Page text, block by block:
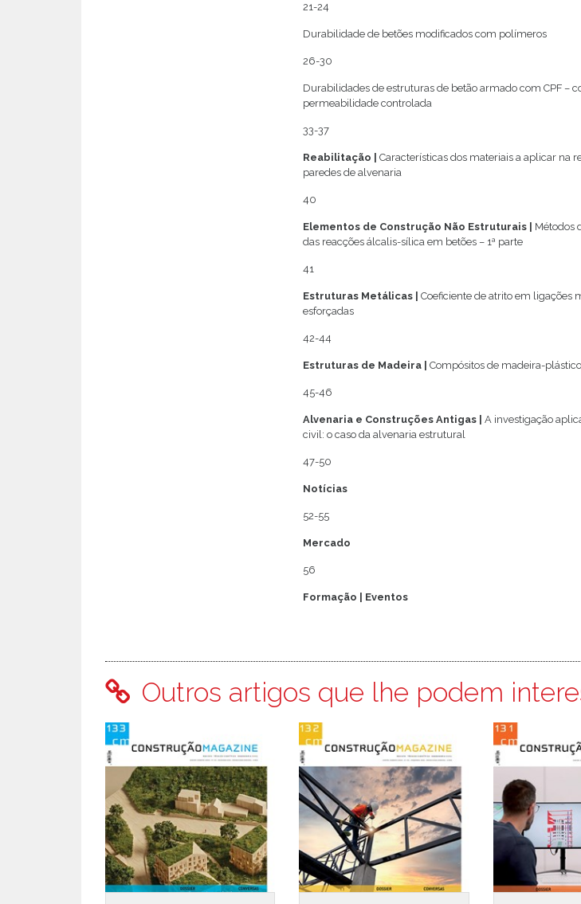
21-24
Durabilidade de betões modificados com polímeros
26-30
Durabilidades de estruturas de betão armado com CPF –
permeabilidade controlada
33-37
Reabilitação |Características dos materiais a aplicar na
paredes de alvenaria
40
Elementos de Construção Não Estruturais
Métodos
das reacções álcalis-sílica em betões – 1ª parte
41
Estruturas Metálicas |Coeficiente de atrito em ligações
esforçadas
42-44
Estruturas de Madeira |Compósitos de madeira-plástico
45-46
Alvenaria e Construções Antigas |A investigação
civil: o caso da alvenaria estrutural
47-50
Notícias
52-55
Mercado
56
Formação | Eventos
Outros artigos que lhe podem